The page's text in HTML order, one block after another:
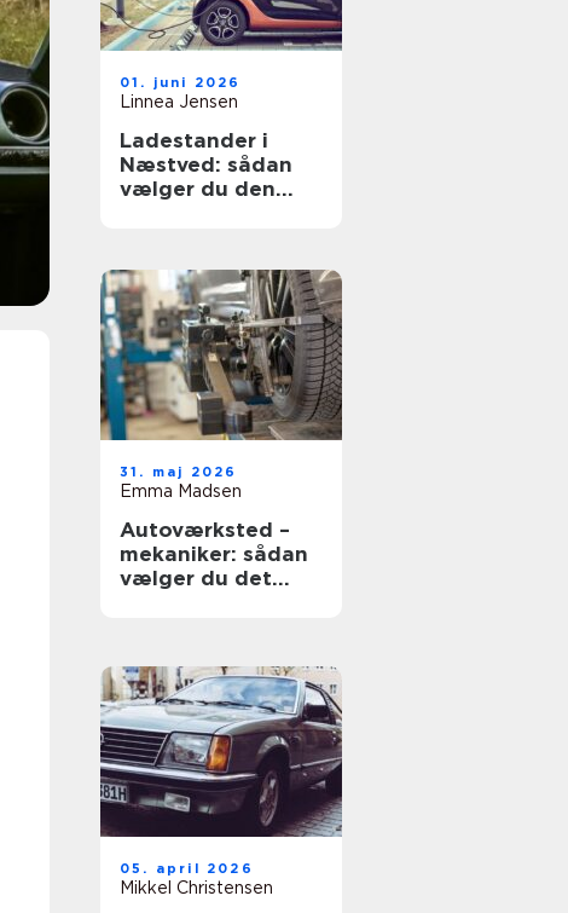
01. juni 2026
Linnea Jensen
Ladestander i
Næstved: sådan
vælger du den
31. maj 2026
Emma Madsen
Autoværksted –
mekaniker: sådan
vælger du det
05. april 2026
Mikkel Christensen